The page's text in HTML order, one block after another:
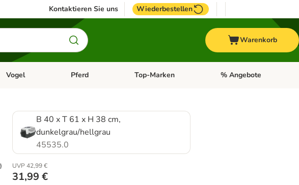
Kontaktieren Sie uns Wiederbestellen
Warenkorb
Kleintier
Kategorie-Menü öffnen: Fisch
Vogel Kategorie-Menü öffnen: Vogel
Pferd Kategorie-Menü öffnen: Pferd
Top-Marken Kategorie-Menü öffnen:
% Angebote
)
B 40 x T 61 x H 38 cm,
dunkelgrau/hellgrau
45535.0
UVP 42,99 €
31,99 €